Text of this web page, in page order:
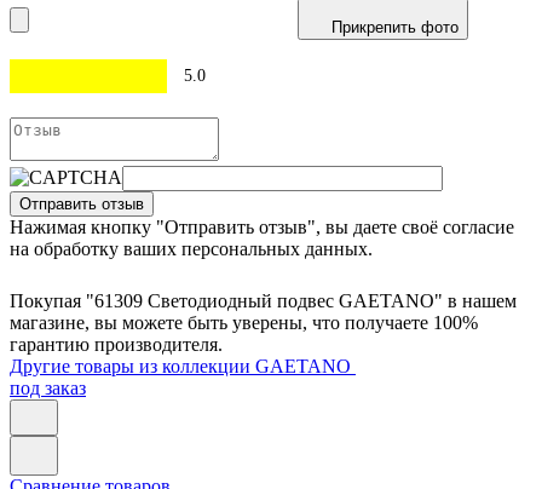
Прикрепить фото
5.0
Отправить отзыв
Нажимая кнопку "Отправить отзыв", вы даете своё согласие
на обработку ваших персональных данных.
Покупая "61309 Светодиодный подвес GAETANO" в нашем
магазине, вы можете быть уверены, что получаете 100%
гарантию производителя.
Другие товары из коллекции GAETANO
под заказ